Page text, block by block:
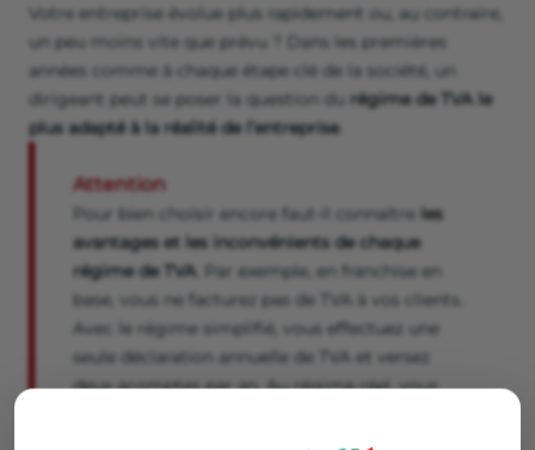
Votre entreprise évolue plus rapidement ou, au contraire,
un peu moins vite que prévu ? Dans les premières
années comme à chaque étape clé de la société, un
dirigeant peut se poser la question du régime de TVA le
plus adapté à la réalité de l’entreprise.
Attention
Pour bien choisir encore faut-il connaître les
avantages et les inconvénients de chaque
régime de TVA. Par exemple, en franchise en
base, vous ne facturez pas de TVA à vos clients.
Avec le régime simplifié, vous effectuez une
seule déclaration annuelle de TVA et versez
deux acomptes par an. Au régime réel, vous